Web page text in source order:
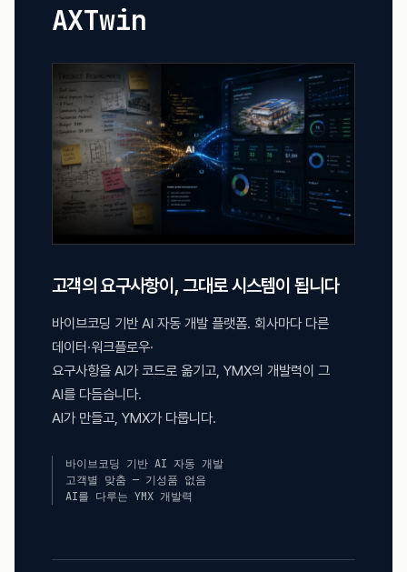
AXTwin
고객의 요구사항이, 그대로 시스템이 됩니다
바이브코딩 기반 AI 자동 개발 플랫폼. 회사마다 다른
데이터·워크플로우·
요구사항을 AI가 코드로 옮기고, YMX의 개발력이 그
AI를 다듬습니다.
AI가 만들고, YMX가 다룹니다.
바이브코딩 기반 AI 자동 개발
고객별 맞춤 — 기성품 없음
AI를 다루는 YMX 개발력